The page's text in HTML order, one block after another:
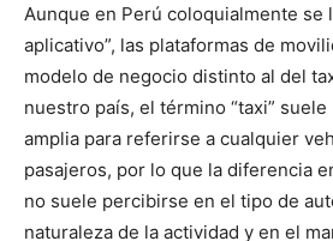
Aunque en Perú coloquialmente se
aplicativo”, las plataformas de
modelo de negocio distinto al del
nuestro país, el término “taxi”
amplia para referirse a cualquier
pasajeros, por lo que la diferencia
no suele percibirse en el tipo de
naturaleza de la actividad y en el